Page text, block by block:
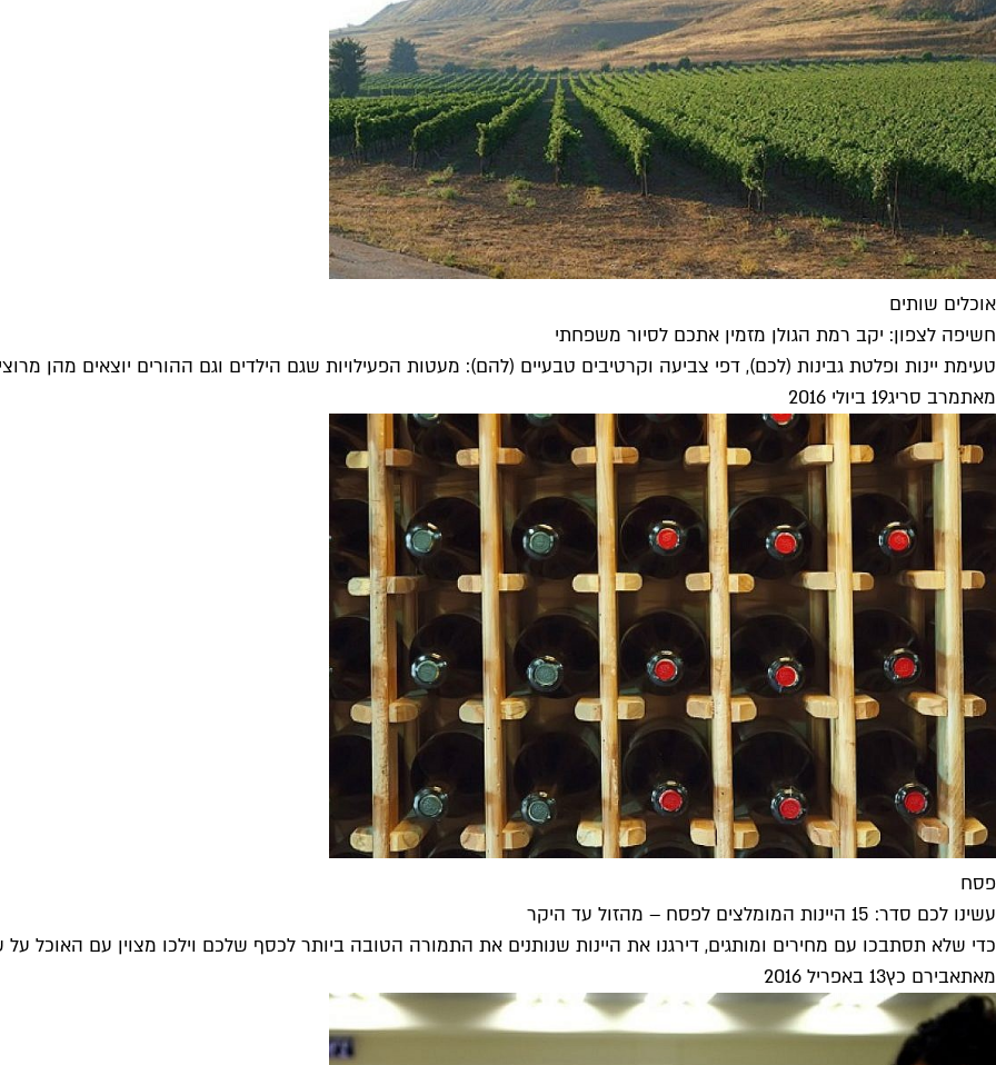
אוכלים שותים
חשיפה לצפון: יקב רמת הגולן מזמין אתכם לסיור משפחתי
טעימת יינות ופלטת גבינות (לכם), דפי צביעה וקרטיבים טבעיים (להם): מעטות הפעילויות שגם הילדים וגם ההורים יוצאים מהן
מאתמרב סריג19 ביולי 2016
פסח
עשינו לכם סדר: 15 היינות המומלצים לפסח – מהזול עד היקר
כדי שלא תסתבכו עם מחירים ומותגים, דירגנו את היינות שנותנים את התמורה הטובה ביותר לכסף שלכם וילכו מצוין עם האוכל על
מאתאבירם כץ13 באפריל 2016